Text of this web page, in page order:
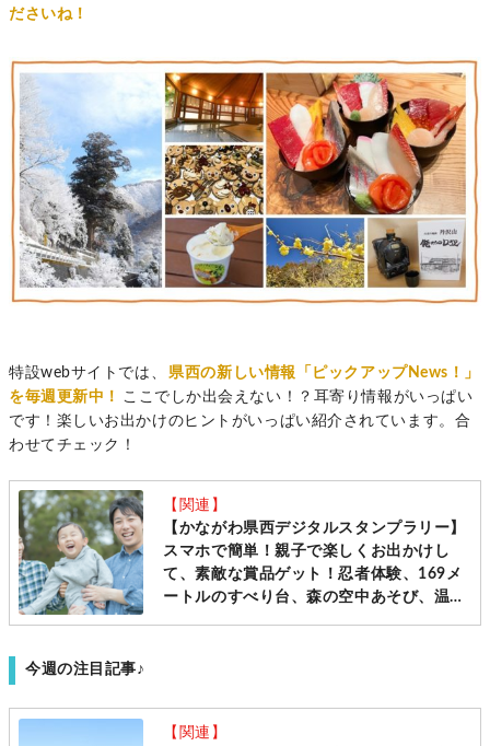
ださいね！
特設webサイトでは、
県西の新しい情報「ピックアップNews！」
を毎週更新中！
ここでしか出会えない！？耳寄り情報がいっぱい
です！楽しいお出かけのヒントがいっぱい紹介されています。合
わせてチェック！
【関連】
【かながわ県西デジタルスタンプラリー】
スマホで簡単！親子で楽しくお出かけし
て、素敵な賞品ゲット！忍者体験、169メ
ートルのすべり台、森の空中あそび、温
今週の注目記事♪
【関連】